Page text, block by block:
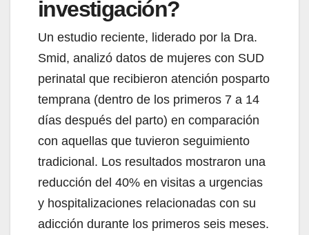
investigación?
Un estudio reciente, liderado por la Dra.
Smid, analizó datos de mujeres con SUD
perinatal que recibieron atención posparto
temprana (dentro de los primeros 7 a 14
días después del parto) en comparación
con aquellas que tuvieron seguimiento
tradicional. Los resultados mostraron una
reducción del 40% en visitas a urgencias
y hospitalizaciones relacionadas con su
adicción durante los primeros seis meses.